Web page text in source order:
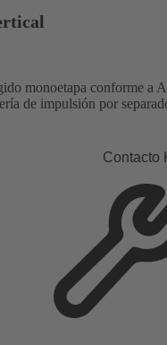
monoetapa conforme
de impulsión por
Contacto